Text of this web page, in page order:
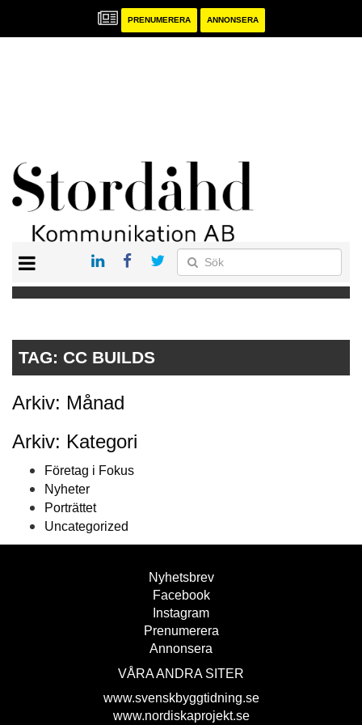
PRENUMERERA ANNONSERA
TAG: CC BUILDS
Arkiv: Månad
Arkiv: Kategori
Företag i Fokus
Nyheter
Porträttet
Uncategorized
Nyhetsbrev
Facebook
Instagram
Prenumerera
Annonsera
VÅRA ANDRA SITER
www.svenskbyggtidning.se
www.nordiskaprojekt.se